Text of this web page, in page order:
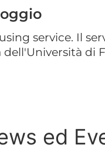
service. Il
dell'Università di
ed